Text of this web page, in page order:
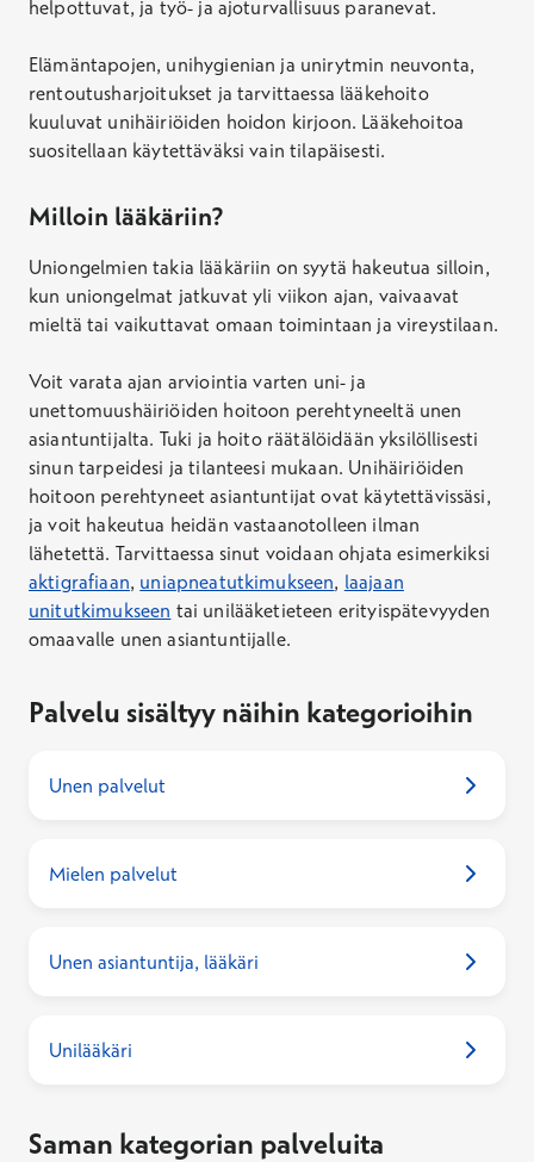
helpottuvat, ja työ- ja ajoturvallisuus paranevat.
Elämäntapojen, unihygienian ja unirytmin neuvonta,
rentoutusharjoitukset ja tarvittaessa lääkehoito
kuuluvat unihäiriöiden hoidon kirjoon. Lääkehoitoa
suositellaan käytettäväksi vain tilapäisesti.
Milloin lääkäriin?
Uniongelmien takia lääkäriin on syytä hakeutua silloin,
kun uniongelmat jatkuvat yli viikon ajan, vaivaavat
mieltä tai vaikuttavat omaan toimintaan ja vireystilaan.
Voit varata ajan arviointia varten uni- ja
unettomuushäiriöiden hoitoon perehtyneeltä unen
asiantuntijalta. Tuki ja hoito räätälöidään yksilöllisesti
sinun tarpeidesi ja tilanteesi mukaan. Unihäiriöiden
hoitoon perehtyneet asiantuntijat ovat käytettävissäsi,
ja voit hakeutua heidän vastaanotolleen ilman
lähetettä. Tarvittaessa sinut voidaan ohjata esimerkiksi
aktigrafiaan, uniapneatutkimukseen, laajaan
unitutkimukseen tai unilääketieteen erityispätevyyden
omaavalle unen asiantuntijalle.
Palvelu sisältyy näihin kategorioihin
Unen palvelut
Mielen palvelut
Unen asiantuntija, lääkäri
Unilääkäri
Saman kategorian palveluita